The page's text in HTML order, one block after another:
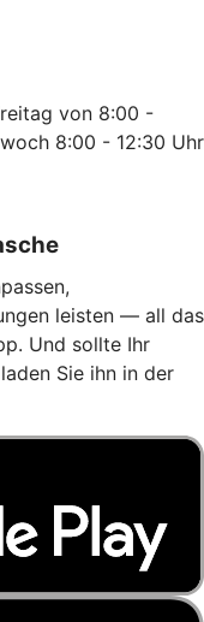
von 8:00 -
8:00 - 12:30 Uhr
leisten — all das
Und sollte Ihr
Sie ihn in der